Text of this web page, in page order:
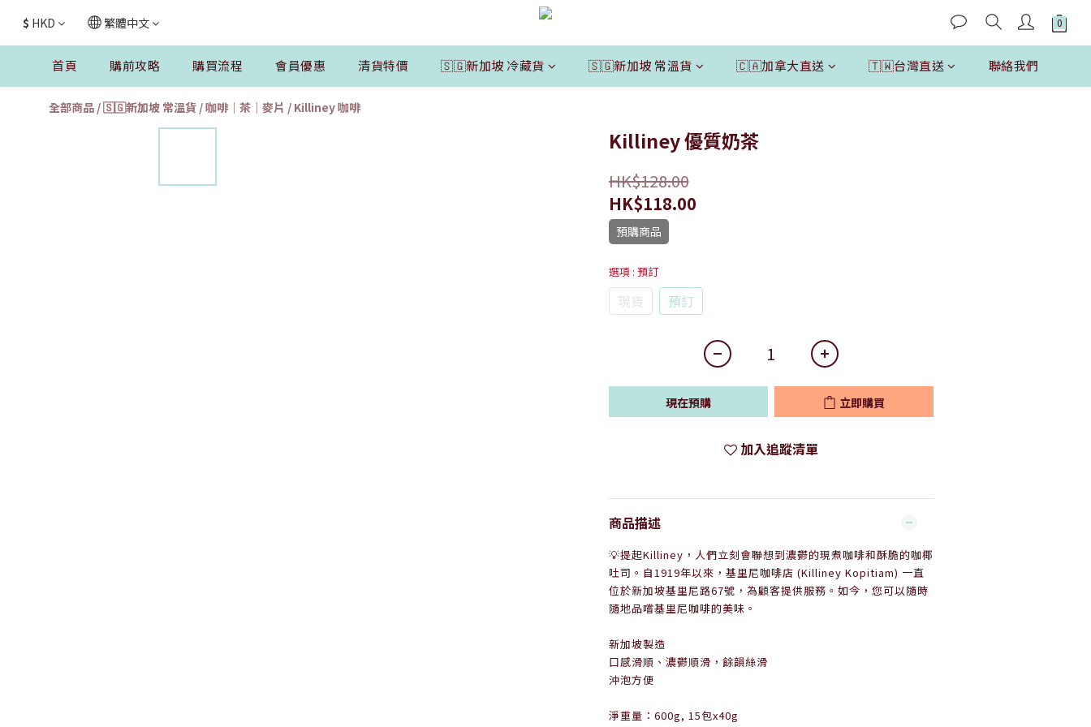
$ HKD 繁體中文
首頁 購前攻略 購買流程 會員優惠 清貨特價 🇸🇬新加坡 冷藏貨 🇸🇬新加坡 常溫貨 🇨🇦加拿大直送 🇹🇼台灣直送 聯絡我們
全部商品 /🇸🇬新加坡 常溫貨 /咖啡｜茶｜麥片 / Killiney 咖啡
Killiney 優質奶茶
HK$128.00
HK$118.00
預購商品
選項 : 預訂
現貨 預訂
現在預購 立即購買
加入追蹤清單
商品描述
💡提起Killiney，人們立刻會聯想到濃鬱的現煮咖啡和酥脆的咖椰
吐司。自1919年以來，基里尼咖啡店 (Killiney Kopitiam) 一直
位於新加坡基里尼路67號，為顧客提供服務。如今，您可以隨時
隨地品嚐基里尼咖啡的美味。
新加坡製造
口感滑順、濃鬱順滑，餘韻絲滑
沖泡方便
淨重量：600g, 15包x40g